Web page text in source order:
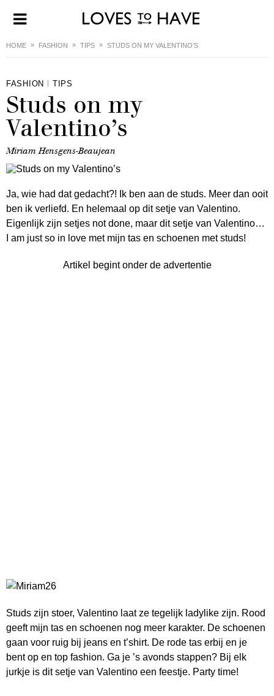
HOME FASHION TIPS STUDS ON MY VALENTINO’S
FASHION TIPS
Studs on my
Valentino’s
Miriam Hensgens-Beaujean
Ja, wie had dat gedacht?! Ik ben aan de studs. Meer dan ooit
ben ik verliefd. En helemaal op dit setje van Valentino.
Eigenlijk zijn setjes not done, maar dit setje van Valentino…
I am just so in love met mijn tas en schoenen met studs!
Artikel begint onder de advertentie
Studs zijn stoer, Valentino laat ze tegelijk ladylike zijn. Rood
geeft mijn tas en schoenen nog meer karakter. De schoenen
gaan voor ruig bij jeans en t’shirt. De rode tas erbij en je
bent op en top fashion. Ga je ’s avonds stappen? Bij elk
jurkje is dit setje van Valentino een feestje. Party time!